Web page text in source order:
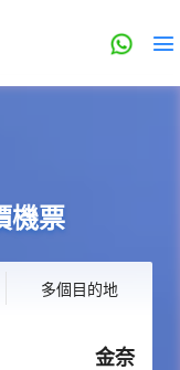
機票
多個目的地
金奈